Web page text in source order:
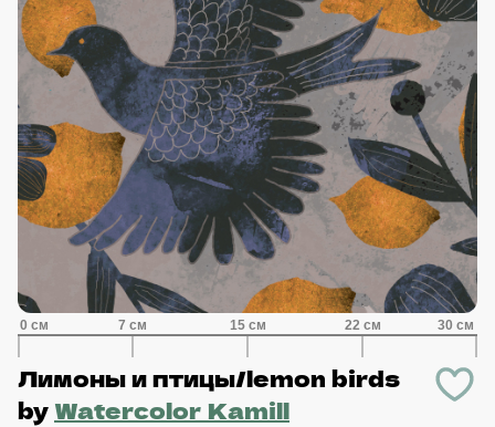
Лимоны и птицы/lemon birds
by Watercolor Kamill